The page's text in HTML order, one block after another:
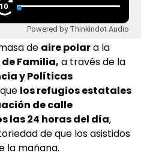
10
Powered by Thinkindot Audio
de aire polara la
Familia, a través de la
y Políticas
los refugios estatales
de calle
las 24 horas del día,
de que los asistidos
la mañana.